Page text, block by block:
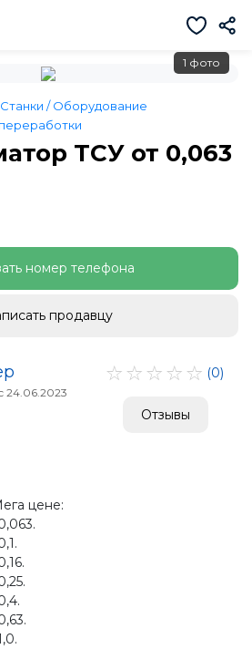
1 фото
Станки / Оборудование
ТСУ от 0,063
номер телефона
продавцу
24.06.2023
(0)
Отзывы
цене: